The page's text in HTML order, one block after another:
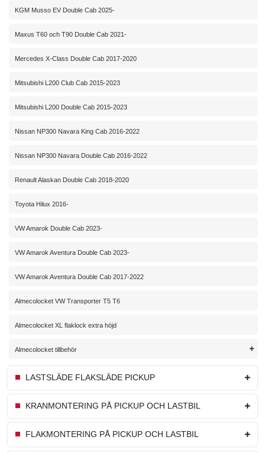
KGM Musso EV Double Cab 2025-
Maxus T60 och T90 Double Cab 2021-
Mercedes X-Class Double Cab 2017-2020
Mitsubishi L200 Club Cab 2015-2023
Mitsubishi L200 Double Cab 2015-2023
Nissan NP300 Navara King Cab 2016-2022
Nissan NP300 Navara Double Cab 2016-2022
Renault Alaskan Double Cab 2018-2020
Toyota Hilux 2016-
VW Amarok Double Cab 2023-
VW Amarok Aventura Double Cab 2023-
VW Amarok Aventura Double Cab 2017-2022
Almecolocket VW Transporter T5 T6
Almecolocket XL flaklock extra höjd
Almecolocket tillbehör
LASTSLÄDE FLAKSLÄDE PICKUP
KRANMONTERING PÅ PICKUP OCH LASTBIL
FLAKMONTERING PÅ PICKUP OCH LASTBIL